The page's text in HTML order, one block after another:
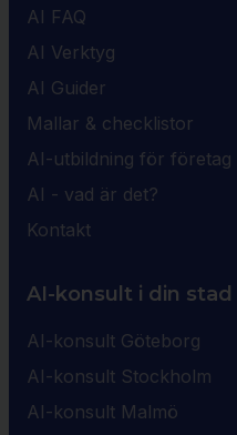
AI FAQ
AI Verktyg
AI Guider
Mallar & checklistor
AI-utbildning för företag
AI - vad är det?
Kontakt
AI-konsult i din stad
AI-konsult Göteborg
AI-konsult Stockholm
AI-konsult Malmö